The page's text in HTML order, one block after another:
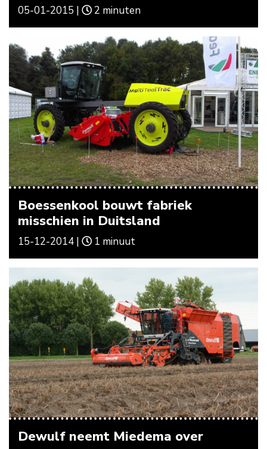
05-01-2015 | 2 minuten
Boessenkool bouwt fabriek
misschien in Duitsland
15-12-2014 | 1 minuut
Dewulf neemt Miedema over